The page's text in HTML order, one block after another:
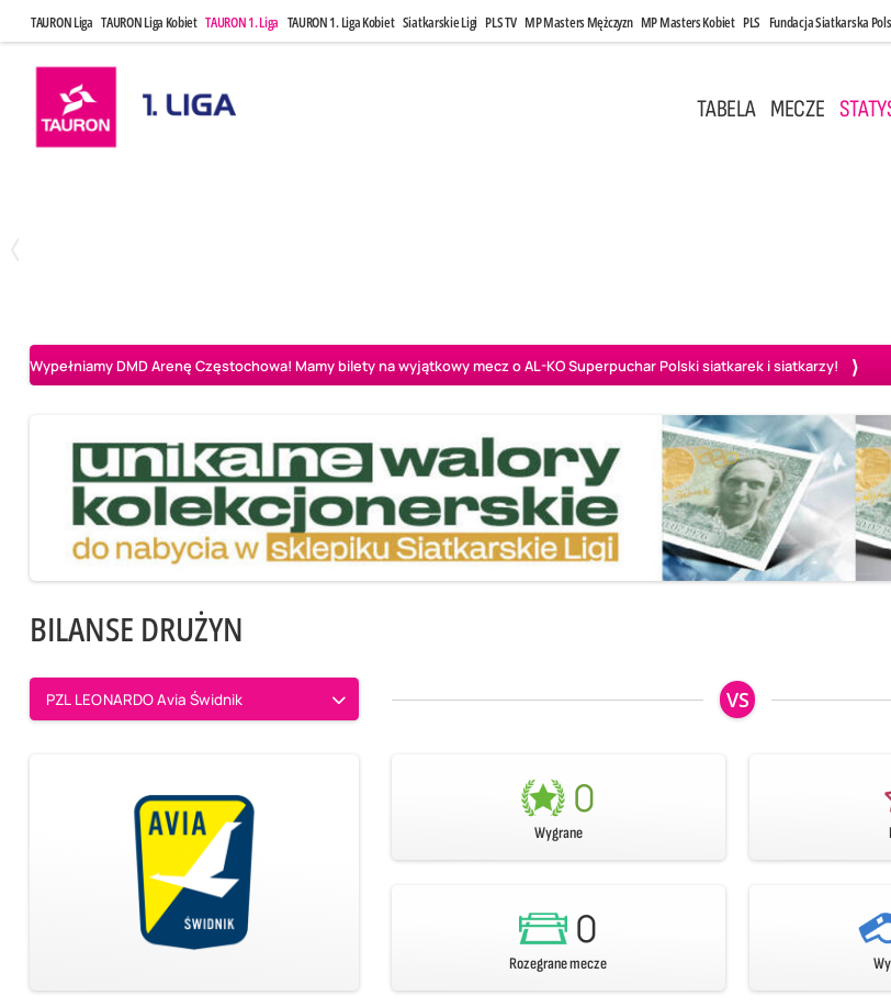
TAURON Liga TAURON Liga Kobiet TAURON 1. Liga TAURON 1. Liga Kobiet Siatkarskie Ligi PLS TV MP Masters Mężczyzn MP Masters Kobiet PLS Fundacja Siatkarska
TABELA MECZE
Wypełniamy DMD Arenę Częstochowa! Mamy bilety na wyjątkowy mecz o AL-KO Superpuchar Polski siatkarek i siatkarzy!
BILANSE DRUŻYN
PZL LEONARDO Avia Świdnik VS
0
Wygrane
0
Rozegrane mecze